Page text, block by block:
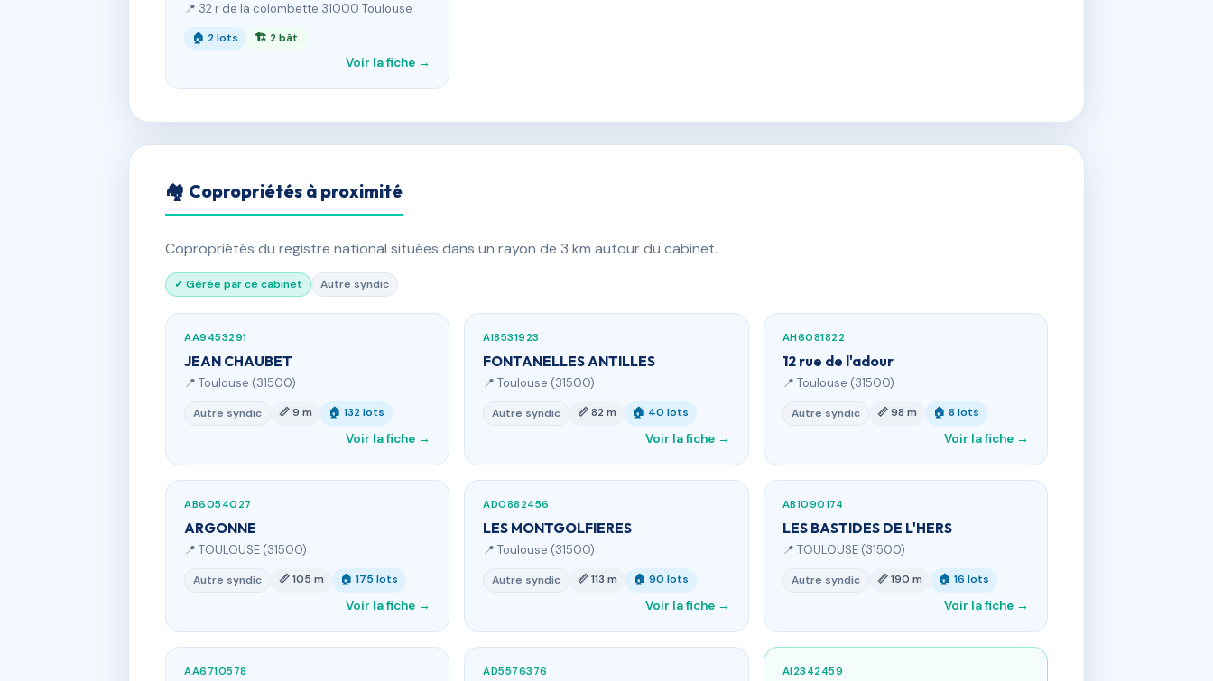
📍 32 r de la colombette 31000 Toulouse
🏠 2 lots 🏗 2 bât.
Voir la fiche →
🏘 Copropriétés à proximité
Copropriétés du registre national situées dans un rayon de 3 km autour du cabinet.
✓ Gérée par ce cabinet Autre syndic
AA9453291
JEAN CHAUBET
📍 Toulouse (31500)
Autre syndic 📏 9 m 🏠 132 lots
Voir la fiche →
AI8531923
FONTANELLES ANTILLES
📍 Toulouse (31500)
Autre syndic 📏 82 m 🏠 40 lots
Voir la fiche →
AH6081822
12 rue de l'adour
📍 Toulouse (31500)
Autre syndic 📏 98 m 🏠 8 lots
Voir la fiche →
AB6054027
ARGONNE
📍 TOULOUSE (31500)
Autre syndic 📏 105 m 🏠 175 lots
Voir la fiche →
AD0882456
LES MONTGOLFIERES
📍 Toulouse (31500)
Autre syndic 📏 113 m 🏠 90 lots
Voir la fiche →
AB1090174
LES BASTIDES DE L'HERS
📍 TOULOUSE (31500)
Autre syndic 📏 190 m 🏠 16 lots
Voir la fiche →
AA6710578 AD5576376 AI2342459